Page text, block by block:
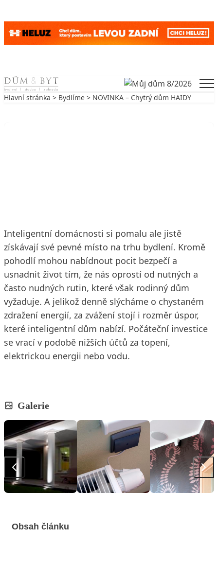
Skip to content
Hlavní stránka > Bydlíme > NOVINKA – Chytrý dům HAIDY
Inteligentní domácnosti si pomalu ale jistě
získávají své pevné místo na trhu bydlení. Kromě
pohodlí mohou nabídnout pocit bezpečí a
usnadnit život tím, že nás oprostí od nutných a
často nudných rutin, které však rodinný dům
vyžaduje. A jelikož denně slýcháme o chystaném
zdražení energií, za zvážení stojí i rozměr úspor,
které inteligentní dům nabízí. Počáteční investice
se vrací v podobě nižších účtů za topení,
elektrickou energii nebo vodu.
Galerie
Obsah článku